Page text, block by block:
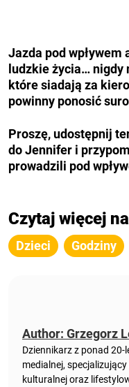
Jazda pod
ludzkie życia… nigdy
któresiadają za
powinny ponosić
Proszę, udostępnij
do Jennifer i
prowadzili pod
Czytaj więcej
Dzieci Godziny
Author: Grzegorz
Dziennikarz z ponad
medialnej,
kulturalnej oraz